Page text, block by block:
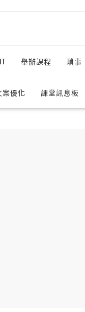
舉辦課程 瑣事
案優化 課堂訊息板